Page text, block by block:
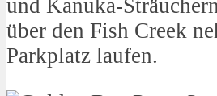
und Kanuka-
über den Fish Creek
Parkplatz laufen.